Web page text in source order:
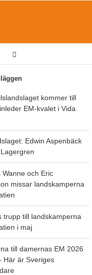
kommer till
EM-kvalet i Vida
Edwin Aspenbäck
Wanne och Eric
missar landskamperna
trupp till landskamperna
i maj
till damernas EM 2026
Här är Sveriges